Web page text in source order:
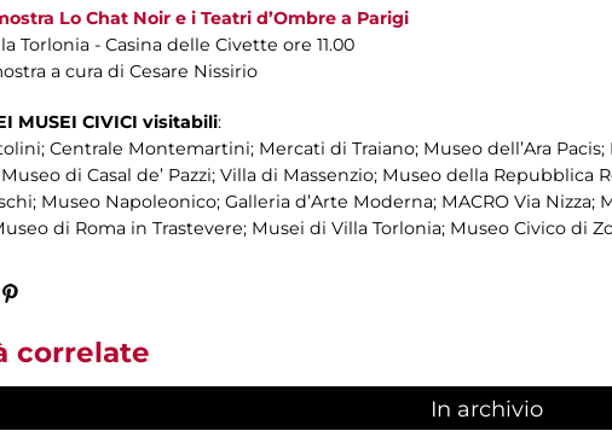
Lo Chat Noir e i Teatri d’Ombre a Parigi
Torlonia - Casina delle Civette ore 11.00
a cura di Cesare Nissirio
MUSEI CIVICI visitabili:
Centrale Montemartini; Mercati di Traiano; Museo dell’Ara
di Casal de’ Pazzi; Villa di Massenzio; Museo della
Museo Napoleonico; Galleria d’Arte Moderna; MACRO Via
di Roma in Trastevere; Musei di Villa Torlonia; Museo Civico di
correlate
In archivio